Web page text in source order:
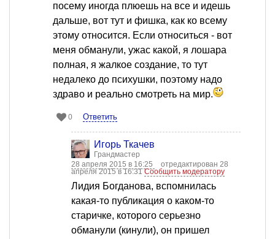
посему иногда плюешь на все и идешь
дальше, вот тут и фишка, как ко всему
этому относится. Если относиться - вот
меня обманули, ужас какой, я лошара
полная, я жалкое создание, то тут
недалеко до психушки, поэтому надо
здраво и реально смотреть на мир.
0 Ответить
Игорь Ткачев
Грандмастер
28 апреля 2015 в 16:25
отредактирован 28
апреля 2015 в 16:31Сообщить модератору
Лидия Богданова, вспомнилась
какая-то публикация о каком-то
старичке, которого серьезно
обманули (кинули), он пришел